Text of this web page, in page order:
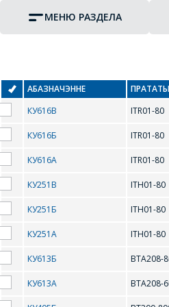
МЕНЮ РАЗДЕЛА
ПРАТАТЫП
АБАЗНАЧЭННЕ
КУ616В
ITR01-80
КУ616Б ITR01-80
КУ616А ITR01-80
КУ251В ITH01-80
КУ251Б ITH01-80
КУ251А ITH01-80
КУ613Б BTA208-
КУ613А BTA208-